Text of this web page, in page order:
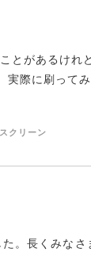
とがあるけれ
実際に刷って
クリーン
。長くみなさ